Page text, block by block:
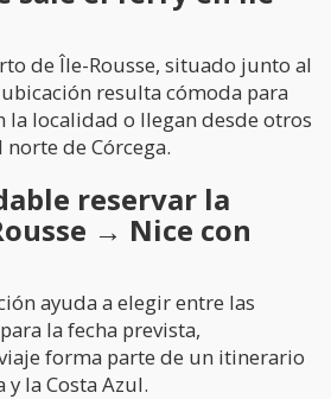
de Île-Rousse, situado junto al
resulta cómoda para
la localidad o llegan desde otros
de Córcega.
reservar la
→ Nice con
ayuda a elegir entre las
la fecha prevista,
forma parte de un itinerario
la Costa Azul.